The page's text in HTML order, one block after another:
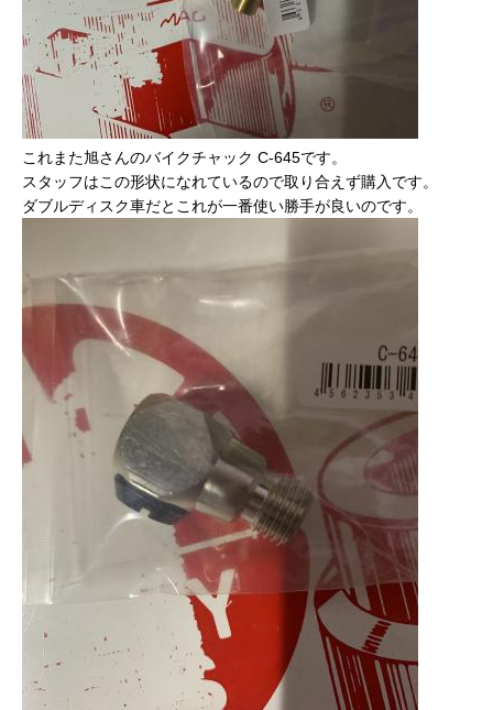
これまた旭さんのバイクチャック C-645です。
スタッフはこの形状になれているので取り合えず購入です。
ダブルディスク車だとこれが一番使い勝手が良いのです。